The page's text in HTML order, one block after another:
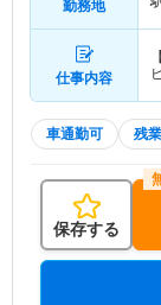
勤務地
仕事内容
車通勤可 残
保存する